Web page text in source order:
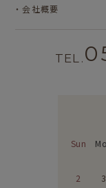
会社概要
TEL.
Sun
2
3